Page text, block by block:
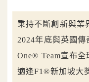
秉持不斷創新與業
2024年底與英國
One® Team宣布
適逢F1®新加坡大